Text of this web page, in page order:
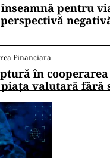
înseamnă pentru
Financiara
în
valutară fără